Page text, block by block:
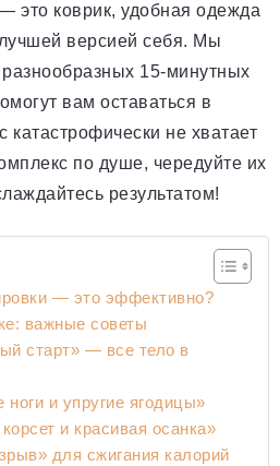
это коврик, удобная одежда
версией себя. Мы
15-минутных
вам оставаться в
катастрофически не хватает
по душе, чередуйте их
результатом!
— это эффективно?
важные советы
старт» — все тело в
и упругие ягодицы»
и красивая осанка»
для сжигания калорий